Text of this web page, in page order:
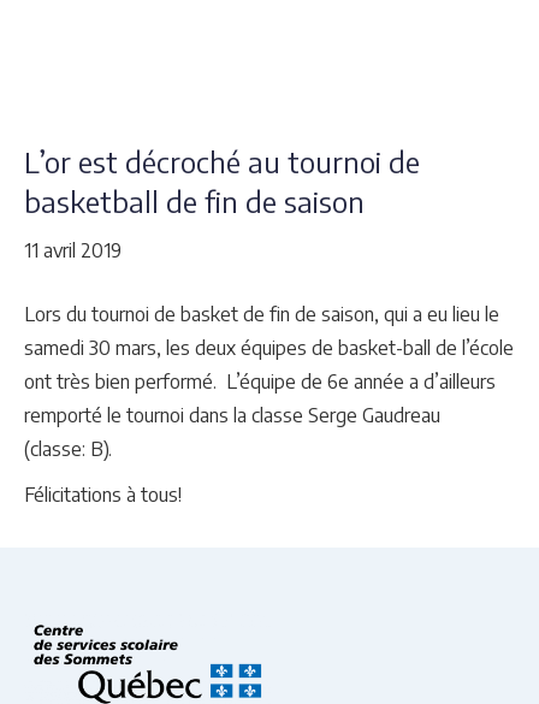
L’or est décroché au tournoi de
basketball de fin de saison
11 avril 2019
Lors du tournoi de basket de fin de saison, qui a eu lieu le
samedi 30 mars, les deux équipes de basket-ball de l’école
ont très bien performé. L’équipe de 6e année a d’ailleurs
remporté le tournoi dans la classe Serge Gaudreau
(classe: B).
Félicitations à tous!